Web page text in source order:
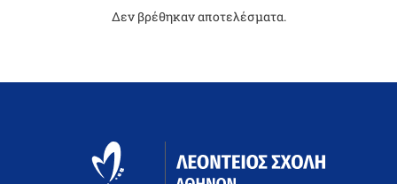
Δεν βρέθηκαν αποτελέσματα.